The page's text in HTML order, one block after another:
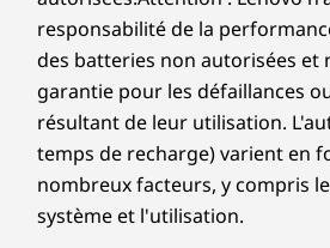
responsabilité de la
des batteries non autorisées et
garantie pour les défaillances
résultant de leur utilisation.
temps de recharge) varient en
nombreux facteurs, y compris
système et l'utilisation.